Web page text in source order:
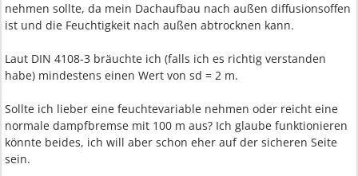
nehmen sollte, da mein Dachaufbau nach außen diffusionsoffen
ist und die Feuchtigkeit nach außen abtrocknen kann.
Laut DIN 4108-3 bräuchte ich (falls ich es richtig verstanden
habe) mindestens einen Wert von sd = 2 m.
Sollte ich lieber eine feuchtevariable nehmen oder reicht eine
normale dampfbremse mit 100 m aus? Ich glaube funktionieren
könnte beides, ich will aber schon eher auf der sicheren Seite
sein.